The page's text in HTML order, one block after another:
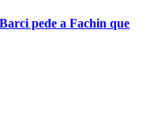
pede a Fachin que